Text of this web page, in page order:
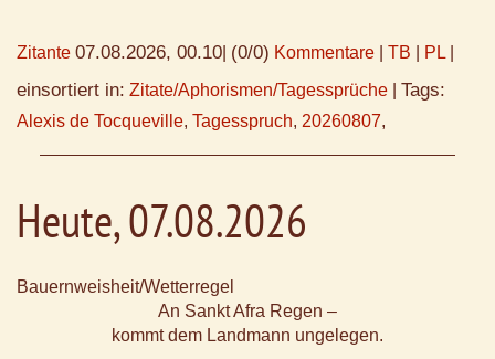
Zitante 07.08.2026, 00.10 (0/0) Kommentare TB PL
einsortiert in: Zitate/Aphorismen/Tagessprüche Tags:
Alexis de Tocqueville, Tagesspruch, 20260807,
Heute, 07.08.2026
Bauernweisheit/Wetterregel
An Sankt Afra Regen –
kommt dem Landmann ungelegen.